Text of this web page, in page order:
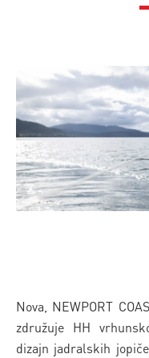
Nova, NEWPORT
združuje HH
dizajn jadralskih